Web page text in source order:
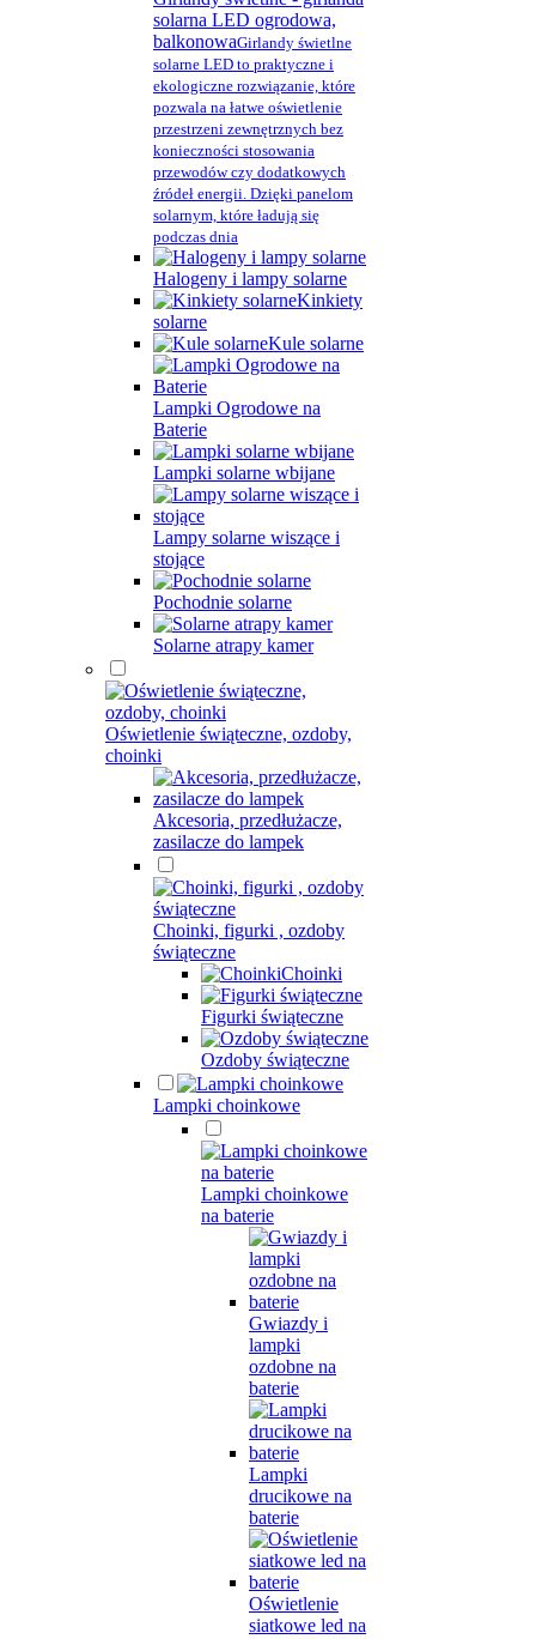
solarna LED ogrodowa,
balkonowaGirlandy świetlne
solarne LED to praktyczne i
ekologiczne rozwiązanie, które
pozwala na łatwe oświetlenie
przestrzeni zewnętrznych bez
konieczności stosowania
przewodów czy dodatkowych
źródeł energii. Dzięki panelom
solarnym, które ładują się
podczas dnia
Halogeny i lampy solarne
Kinkiety
solarne
Kule solarne
Lampki Ogrodowe na
Baterie
Lampki solarne wbijane
Lampy solarne wiszące i
stojące
Pochodnie solarne
Solarne atrapy kamer
Oświetlenie świąteczne, ozdoby,
choinki
Akcesoria, przedłużacze,
zasilacze do lampek
Choinki, figurki , ozdoby
świąteczne
Choinki
Figurki świąteczne
Ozdoby świąteczne
Lampki choinkowe
Lampki choinkowe
na baterie
Gwiazdy i
lampki
ozdobne na
baterie
Lampki
drucikowe na
baterie
Oświetlenie
siatkowe led na